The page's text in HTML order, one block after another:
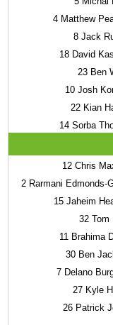
4 Matthew
8 Jack
18 David
23 Ben
10 Josh
22 Kian
14 Sorba
12 Chris
2 Rarmani Edmonds-
15 Jaheim
32 Tom
11 Brahima
30 Ben
7 Delano
27 Kyle
26 Patrick